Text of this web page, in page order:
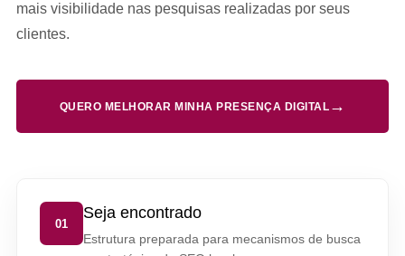
mais visibilidade nas pesquisas realizadas por seus
clientes.
QUERO MELHORAR MINHA PRESENÇA DIGITAL →
01
Seja encontrado
Estrutura preparada para mecanismos de busca